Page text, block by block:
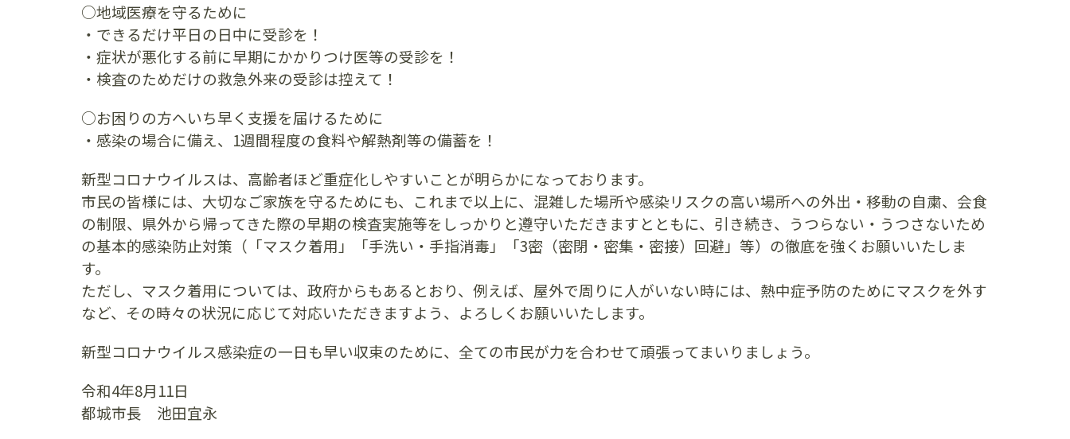
○地域医療を守るために
・できるだけ平日の日中に受診を！
・症状が悪化する前に早期にかかりつけ医等の受診を！
・検査のためだけの救急外来の受診は控えて！
○お困りの方へいち早く支援を届けるために
・感染の場合に備え、1週間程度の食料や解熱剤等の備蓄を！
新型コロナウイルスは、高齢者ほど重症化しやすいことが明らかになっております。
市民の皆様には、大切なご家族を守るためにも、これまで以上に、混雑した場所や感染リスクの高い場所への外出・移動の自粛、会食
の制限、県外から帰ってきた際の早期の検査実施等をしっかりと遵守いただきますとともに、引き続き、うつらない・うつさないため
の基本的感染防止対策（「マスク着用」「手洗い・手指消毒」「3密（密閉・密集・密接）回避」等）の徹底を強くお願いいたしま
す。
ただし、マスク着用については、政府からもあるとおり、例えば、屋外で周りに人がいない時には、熱中症予防のためにマスクを外す
など、その時々の状況に応じて対応いただきますよう、よろしくお願いいたします。
新型コロナウイルス感染症の一日も早い収束のために、全ての市民が力を合わせて頑張ってまいりましょう。
令和4年8月11日
都城市長 池田宜永